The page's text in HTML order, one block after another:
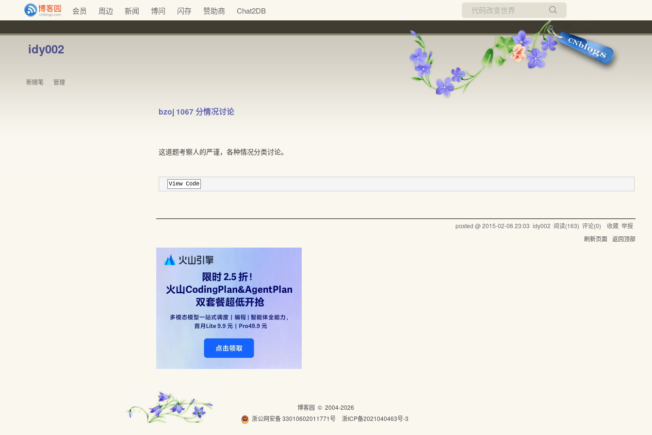
会员 周边 新闻 博问 闪存 赞助商 Chat2DB
所有博客
当前博客
idy002
新随笔 管理
bzoj 1067 分情况讨论
这道题考察人的严谨，各种情况分类讨论。
View Code
posted @2015-02-06 23:03 idy002 阅读(163) 评论(0) 收藏 举报
刷新页面
返回顶部
博客园 © 2004-2026
浙公网安备 33010602011771号
浙ICP备2021040463号-3